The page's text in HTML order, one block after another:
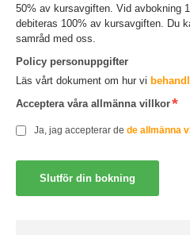
50% av kursavgiften. Vid avbokning
debiteras 100% av kursavgiften. Du
samråd med oss.
Policy personuppgifter
Läs vårt dokument om hur vi
Acceptera våra allmänna villkor
Ja, jag accepterar de de allmänna